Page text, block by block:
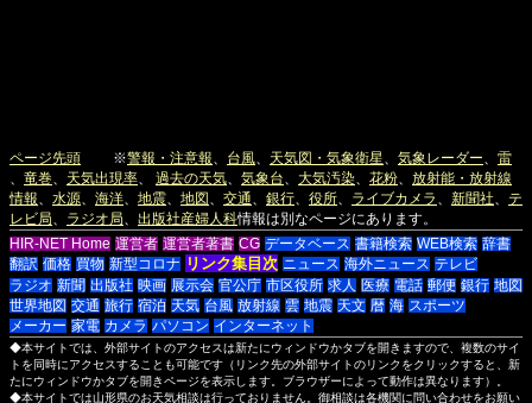
ページ先頭 ※警報・注意報 台風 天気図・気象衛星 気象レーダー
雷
竜巻 天気出現率 過去の天気 気象台 大気汚染 花粉
放射能・放射線
情報
水源 海洋 地震 地図 交通 銀行 役所 ライブカメラ 新聞社
テ
レビ局
ラジオ局 出版社産婦人科情報は別なページにあります。
HIR-NET Home 運営者 運営者著書 CG データベース 書籍検索 WEB検索 辞書
翻訳 価格 買物 新型コロナ リンク集目次 ニュース 海外ニュース テレビ
ラジオ 新聞 出版社 映画 展示会 官公庁 市区役所 求人 医療 電話 郵便 銀行 地図
世界地図 交通 旅行 宿泊 天気 台風 放射線 雲 地震 天文 暦 海 スポーツ
メーカー 家電 カメラ パソコン インターネット
◆本サイトでは、外部サイトのアクセスは新たにウィンドウかタブを開きますので、複数のサイ
トを同時にアクセスすることも可能です（リンク先の外部サイトのリンクをクリックすると、新
たにウィンドウかタブを開きページを表示します。ブラウザーによって動作は異なります）。
◆本サイトでは山形県のお天気相談は行っておりません。御相談は各機関に問い合わせをお願い